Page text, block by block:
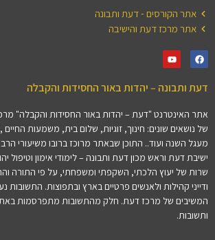
אתר הקורסים - דעת ותבונה
אתר מרכז דעת והישיבה
דעת ותבונה – יהדות באור החסידות והקבלה
אתר האינטרנט "דעת – יהדות באור החסידות והקבלה"
של נושאים שונים: חינוך, זוגיות, שלום בית, משמעות
מעגל השנה ועוד.. התוכן שבאתר מרוכז ברובו משיעורי
ישיבת דעת וראש מכון דעת ותבונה – לימודי אימון וטיפול
שרות של יעוץ הלכתי, השקפתי ומשפחתי, על פי התורה
ודייני קהילות ולאנשים פרטיים בארץ ובתפוצות. התשובות
המשיבים של מרכז דעת. חלק מהתשובות מתפרסמות
ותשובות.